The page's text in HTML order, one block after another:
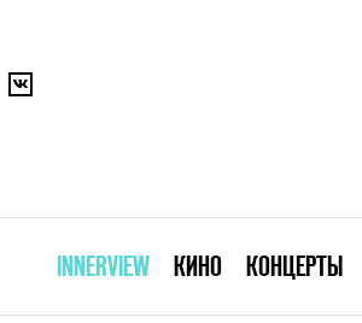
INNERVIEW КИНО КОНЦЕРТЫ